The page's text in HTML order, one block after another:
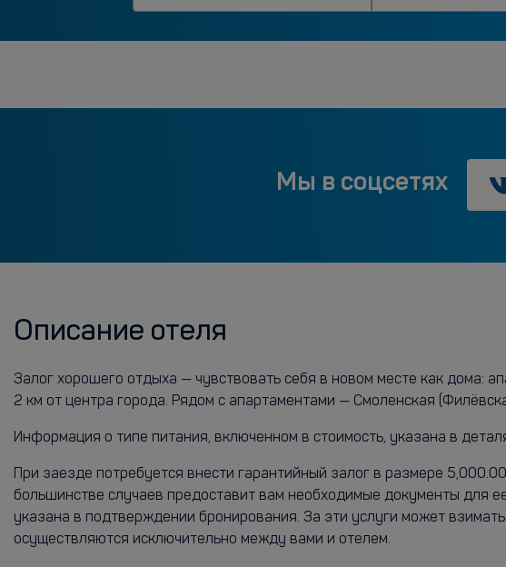
Мы в соцсетях
Описание отеля
Залог хорошего отдыха — чувствовать себя в новом месте как дома:
2 км от центра города. Рядом с апартаментами — Смоленская
Информация о типе питания, включенном в стоимость, указана в
При заезде потребуется внести гарантийный залог в размере
большинстве случаев предоставит вам необходимые документы для
указана в подтверждении бронирования. За эти услуги может
осуществляются исключительно между вами и отелем.